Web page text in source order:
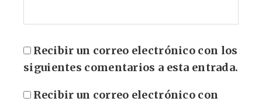
Recibir un correo electrónico con los
siguientes comentarios a esta entrada.
Recibir un correo electrónico con